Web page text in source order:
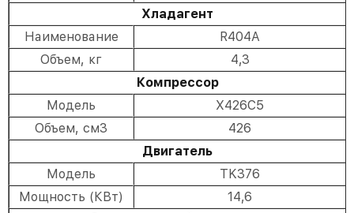
Хладагент
Наименование
R404A
Объем, кг
4,3
Компрессор
Модель
X426C5
Объем, см3
426
Двигатель
Модель
TK376
Мощность (КВт)
14,6